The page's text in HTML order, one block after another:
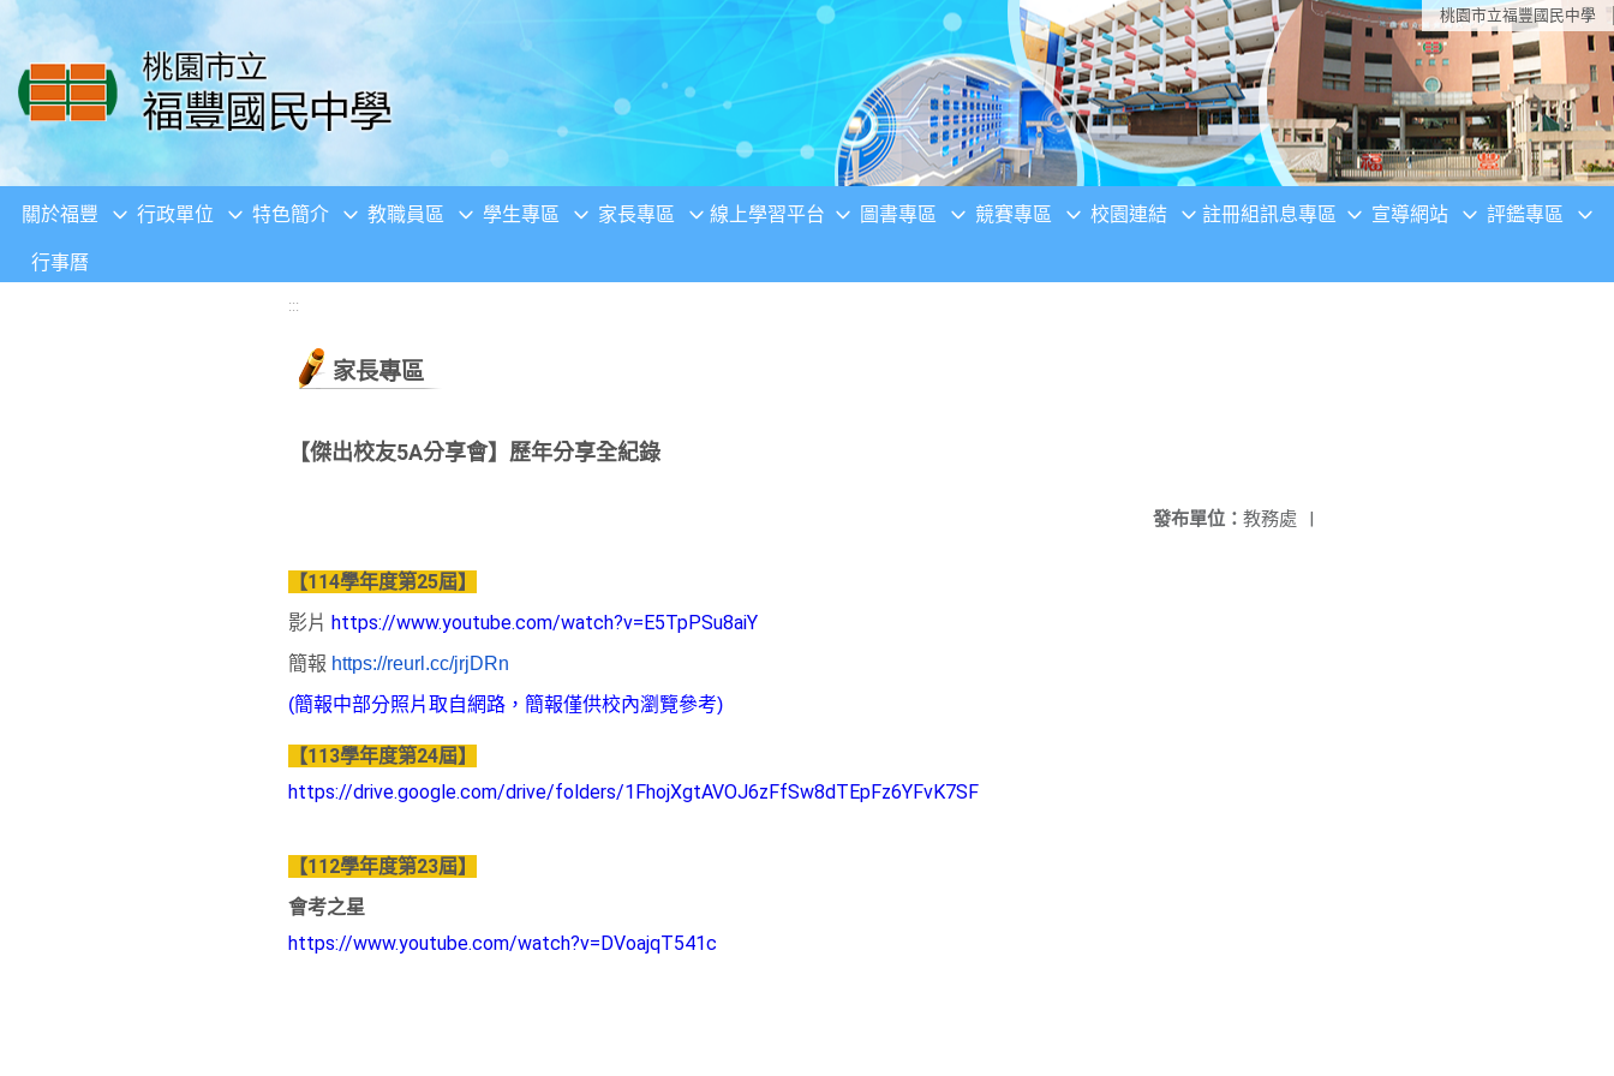
移至網頁之主要內容區位置 桃園市立福豐國民中學
關於福豐 行政單位 特色簡介 教職員區 學生專區 家長專區 線上學習平台 圖書專區 競賽專區 校園連結 註冊組訊息專區 宣導網站 評鑑專區
行事曆
:::
家長專區
【傑出校友5A分享會】歷年分享全紀錄
發布單位： 教務處 |
【114學年度第25屆】
影片 https://www.youtube.com/watch?v=E5TpPSu8aiY
簡報 https://reurl.cc/jrjDRn
(簡報中部分照片取自網路，簡報僅供校內瀏覽參考)
【113學年度第24屆】
https://drive.google.com/drive/folders/1FhojXgtAVOJ6zFfSw8dTEpFz6YFvK7SF
【112學年度第23屆】
會考之星
https://www.youtube.com/watch?v=DVoajqT541c